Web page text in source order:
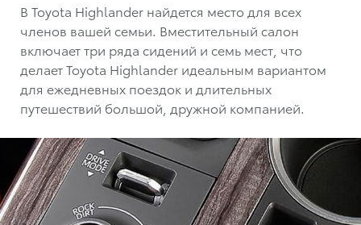
В Toyota Highlander найдется место для всех
членов вашей семьи. Вместительный салон
включает три ряда сидений и семь мест, что
делает Toyota Highlander идеальным вариантом
для ежедневных поездок и длительных
путешествий большой, дружной компанией.